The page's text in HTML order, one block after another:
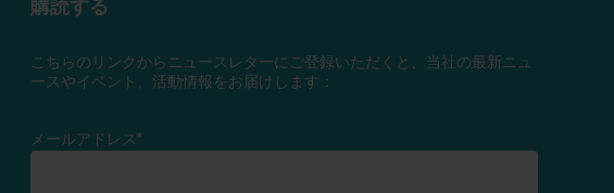
購読する
こちらのリンクからニュースレターにご登録いただくと、当社の最新ニュ
ースやイベント、活動情報をお届けします：
メールアドレス*